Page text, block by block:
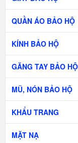
QUẦN ÁO BẢO HỘ
KÍNH BẢO HỘ
GĂNG TAY BẢO HỘ
MŨ, NÓN BẢO HỘ
KHẨU TRANG
MẶT NẠ